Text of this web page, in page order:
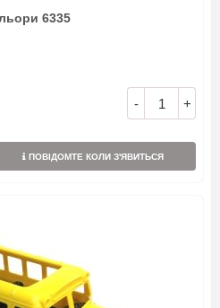
6335
- +
ПОВІДОМТЕ КОЛИ З'ЯВИТЬСЯ